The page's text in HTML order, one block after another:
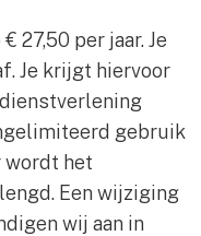
27,50 per jaar. Je
Je krijgt hiervoor
gebruik
wordt het
Een wijziging
wij aan in